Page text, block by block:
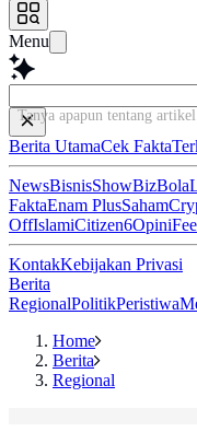
Menu
Tanya apapun tentang
Berita UtamaCek Fakta
NewsBisnisShowBizBola
FaktaEnam PlusSaham
OffIslamiCitizen6Opini
KontakKebijakan Privasi
Berita
RegionalPolitikPeristiwa
Home
Berita
Regional